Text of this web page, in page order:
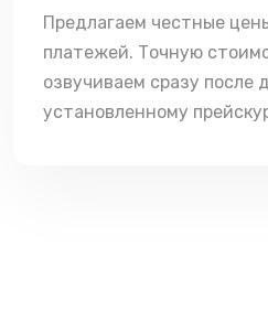
Предлагаем честные
платежей. Точную
озвучиваем сразу после
установленному